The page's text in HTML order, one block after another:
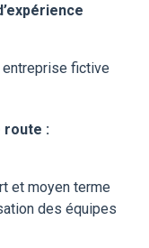
entreprise fictive
route :
et moyen terme
des équipes